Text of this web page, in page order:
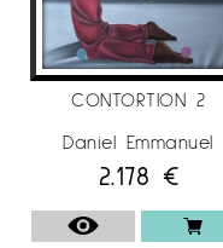
CONTORTION 2
Daniel Emmanuel
2.178 €